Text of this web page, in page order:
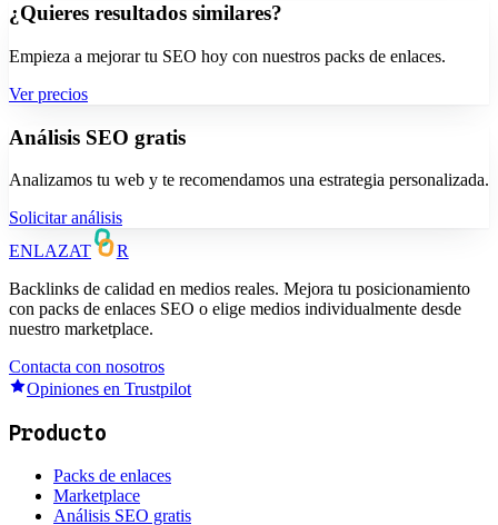
¿Quieres resultados similares?
Empieza a mejorar tu SEO hoy con nuestros packs de enlaces.
Ver precios
Análisis SEO gratis
Analizamos tu web y te recomendamos una estrategia personalizada.
Solicitar análisis
ENLAZAT
R
Backlinks de calidad en medios reales. Mejora tu posicionamiento
con packs de enlaces SEO o elige medios individualmente desde
nuestro marketplace.
Contacta con nosotros
Opiniones en Trustpilot
Producto
Packs de enlaces
Marketplace
Análisis SEO gratis